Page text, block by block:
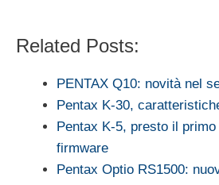
Related Posts:
PENTAX Q10: novità nel
Pentax K-30,
Pentax K-5, presto il
firmware
Pentax Optio RS1500: